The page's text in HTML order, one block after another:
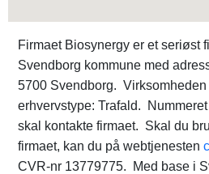
Firmaet Biosynergy er et seriøst
Svendborg kommune med
5700 Svendborg. Virksomheden
erhvervstype: Trafald.
skal kontakte firmaet. Skal du
firmaet, kan du på webtjenesten
CVR-nr 13779775. Med base i